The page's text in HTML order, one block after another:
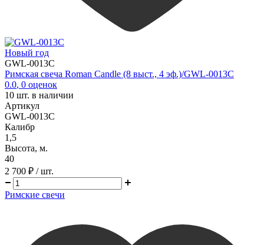
Новый год
GWL-0013C
Римская свеча Roman Candle (8 выст., 4 эф.)/GWL-0013C
0.0, 0 оценок
10 шт. в наличии
Артикул
GWL-0013C
Калибр
1,5
Высота, м.
40
2 700 ₽ / шт.
Римские свечи